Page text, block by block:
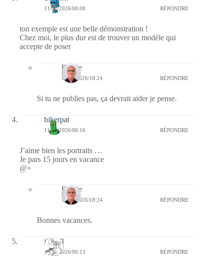
11/02/2026/08:08 RÉPONDRE
ton exemple est une belle démonstration !
Chez moi, le plus dur est de trouver un modèle qui
accepte de poser
Bernie
15/02/2026/18:24 RÉPONDRE
Si tu ne publies pas, ça devrait aider je pense.
bikerpat
11/02/2026/06:16 RÉPONDRE
J’aime bien les portraits …
Je pars 15 jours en vacance
@+
Bernie
15/02/2026/18:24 RÉPONDRE
Bonnes vacances.
jill bill
11/02/2026/06:13 RÉPONDRE